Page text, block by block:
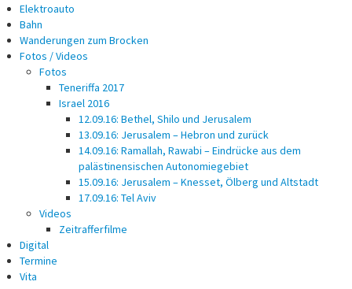
Elektroauto
Bahn
Wanderungen zum Brocken
Fotos / Videos
Fotos
Teneriffa 2017
Israel 2016
12.09.16: Bethel, Shilo und Jerusalem
13.09.16: Jerusalem – Hebron und zurück
14.09.16: Ramallah, Rawabi – Eindrücke aus dem
palästinensischen Autonomiegebiet
15.09.16: Jerusalem – Knesset, Ölberg und Altstadt
17.09.16: Tel Aviv
Videos
Zeitrafferfilme
Digital
Termine
Vita